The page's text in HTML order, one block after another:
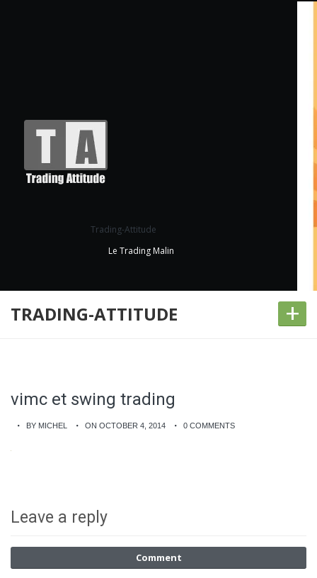
Trading-Attitude
Le Trading Malin
TRADING-ATTITUDE +
vimc et swing trading
BY MICHEL ON OCTOBER 4, 2014 0 COMMENTS
Leave a reply
Comment